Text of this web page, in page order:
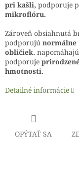
pri kašli, podporuje
mikroflóru.
Zároveň obsiahnutá
podporujú normálne
obličiek.
podporuje
hmotnosti.
Detailné informácie
OPÝTAŤ SA